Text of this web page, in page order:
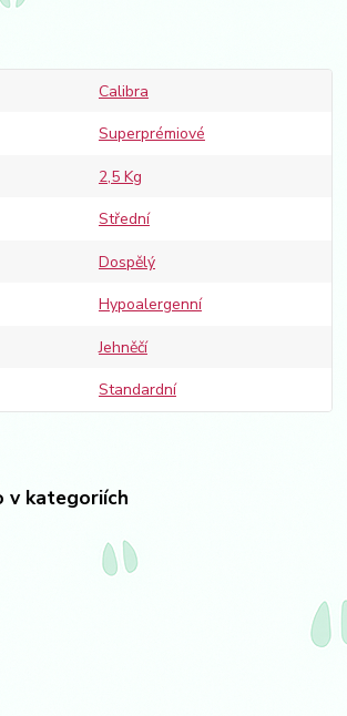
Calibra
Superprémiové
2,5 Kg
Střední
Dospělý
Hypoalergenní
Jehněčí
Standardní
v kategoriích